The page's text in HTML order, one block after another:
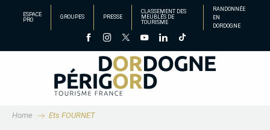
principal
ESPACE
PRO
GROUPES PRESSE
CLASSEMENT DES
MEUBLÉS DE
TOURISME
RANDONNÉE
EN
DORDOGNE
Home Ets FOURNET